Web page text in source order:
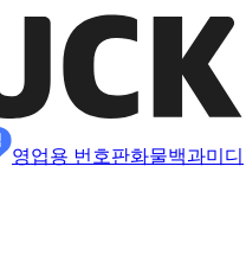
영업용 번호판화물백과미디